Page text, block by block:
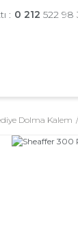
: 0 212 522 98
Dolma Kalem